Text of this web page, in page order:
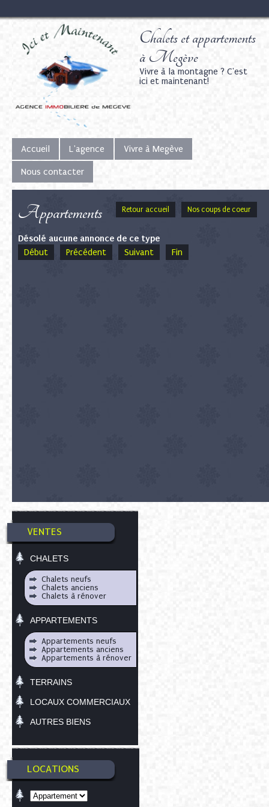
Chalets et appartements
à Megève
Vivre à la montagne ? C'est
ici et maintenant!
Accueil L'agence Vivre à Megève
Nous contacter
Appartements Retour accueil Nos coups de coeur
Désolé aucune annonce de ce type
Début
Précédent Suivant Fin
VENTES
CHALETS
Chalets neufs
Chalets anciens
Chalets à rénover
APPARTEMENTS
Appartements neufs
Appartements anciens
Appartements à rénover
TERRAINS
LOCAUX COMMERCIAUX
AUTRES BIENS
LOCATIONS